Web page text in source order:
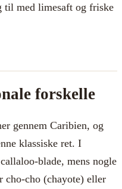
til med limesaft og friske
forskelle
gennem Caribien, og
klassiske ret. I
blade, mens nogle
cho-cho (chayote) eller